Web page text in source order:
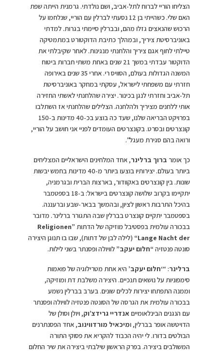
הצליחו הוריי לברוח לתל-אביב, ושם נולדתי. גרמנית הייתה שפת
האם שלי. כשהייתי בן 12 נסעתי לברלין עם הוריי, שנלחמו על
הרכוש שהנאצים גזלו מהם, ובברלין סיימתי בגרות. למדתי
באוניברסיטת ציריך, ובמהלך כתיבת הדוקטורט במתמטיקה
טיילתי לחוף אגם ציריך והלחנתי מנגינות. לאחר שקיבלתי את
הדוקטור עבדתי במשך 21 שנים באחת משתי חברות ביטוח
המשנה הגדולות בעולם, הסוויס רי. אחרי 35 שנים באירופה
חזרתי עם משפחתי לישראל, עסקתי במחקר באוניברסיטת
תל-אביב וחזרתי לנגן בכינור. יצירה שהלחנתי לאשתי החזירה
אותי ללחנים מציריך ולהלחנה. הצלילים שהלחנתי אז השתלבו
בפרויקט הבריאה שלנו, שעד כה בוצע בכ-40 מדינות ב-150
קונצרטים ובסרט. בקונצרטים העומדים לפניי אני חושב על הוריי,
ורואה בהם סגירת מעגל”.
כך אומר ברוך ברלינר, אחד המלחינים הישראליים המצליחים
ביותר בעולם. יצירותיו בוצעו ביותר מ-40 מדינות בחמש יבשות
שונות. בין קונצרטים באקוודור, בארצות הברית ובגרמניה,
יתקיימו בקרוב שלושה קונצרטים בישראל: ב-18 בספטמבר
בהיכל התרבות ראשון לציון, ובהמשך בבאר-שבע וברעננה.
בספטמבר יתקיים קונצרט בברלין שבה התגורר ברלינר. מדובר
בבכורה עולמית בפסטיבל מוזיקה של הדתות Religionen”
Lange Nacht der
“ (לילה לבן של דתות), שבו בו תנוגן היצירה
סונטה פנטזיה“חלום יעקב”לוויולה ופסנתר בשני לילות.
ברלינר: “‘חלום יעקב’ היא אחת מטרילוגיה של פואמות
סימפוניות על נושאים תנכיים. היצירה משלבת דת ומוזיקה,
וממנה התפתחו יצירות לכלים שונים. בערב בברלין נשמע
בבכורה עולמית את הגרסה של הסונטה פנטזיה לוויולה ופסנתר
עם הנגנים הבינלאומיים אנדריי גרידצ’וק, ויולן וסולן של
הדויטשה אופר בברלין, ומיכאיל מורדווינוב, אחד הפסנתרנים
הבולטים בדורו. לי יהיה הכבוד להקריא את פסוקי התורה
המשולבים ביצירה. בפרק הראשון שילבתי ביצירה את שיר החלום